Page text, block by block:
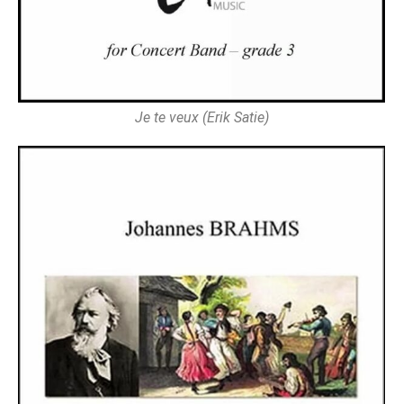
Je te veux (Erik Satie)